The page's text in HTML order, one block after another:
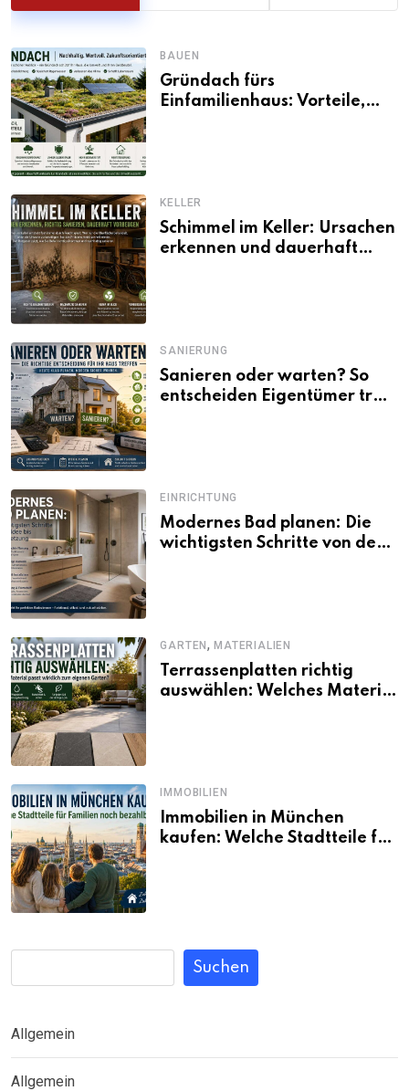
BAUEN
Gründach fürs
Einfamilienhaus: Vorteile,
KELLER
Schimmel im Keller: Ursachen
erkennen und dauerhaft
SANIERUNG
Sanieren oder warten? So
entscheiden Eigentümer trotz
EINRICHTUNG
Modernes Bad planen: Die
wichtigsten Schritte von der
GARTEN,MATERIALIEN
Terrassenplatten richtig
auswählen: Welches Material
IMMOBILIEN
Immobilien in München
kaufen: Welche Stadtteile für
Suchen
Allgemein
Allgemein